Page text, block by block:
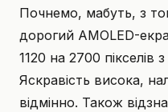
Почнемо, мабуть, з
дорогий AMOLED-
1120 на 2700 пікселів
Яскравість висока,
відмінно. Також